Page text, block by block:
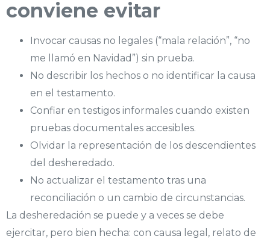
conviene evitar
Invocar causas no legales (“mala relación”, “no
me llamó en Navidad”) sin prueba.
No describir los hechos o no identificar la causa
en el testamento.
Confiar en testigos informales cuando existen
pruebas documentales accesibles.
Olvidar la representación de los descendientes
del desheredado.
No actualizar el testamento tras una
reconciliación o un cambio de circunstancias.
La desheredación se puede y a veces se debe
ejercitar, pero bien hecha: con causa legal, relato de